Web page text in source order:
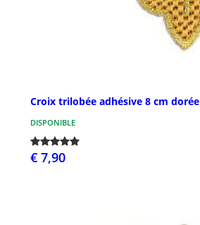
Croix trilobée adhésive 8 cm dorée
DISPONIBLE
€ 7,90